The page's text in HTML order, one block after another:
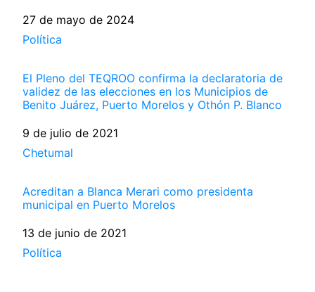
Fecha
27 de mayo de 2024
Respecto a
Política
El Pleno del TEQROO confirma la declaratoria de
validez de las elecciones en los Municipios de
Benito Juárez, Puerto Morelos y Othón P. Blanco
Fecha
9 de julio de 2021
Respecto a
Chetumal
Acreditan a Blanca Merari como presidenta
municipal en Puerto Morelos
Fecha
13 de junio de 2021
Respecto a
Política